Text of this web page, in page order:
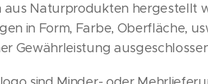
Naturprodukten hergestellt
in Form, Farbe, Oberfläche,
Gewährleistung